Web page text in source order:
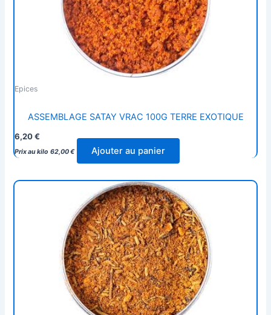
Epices
ASSEMBLAGE SATAY VRAC 100G TERRE EXOTIQUE
6,20€
Prix au kilo 62,00€ Ajouter au panier